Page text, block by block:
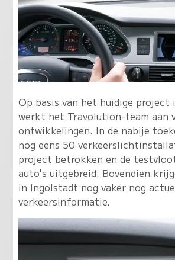
Op basis van het huidige project
werkt het Travolution-team aan
ontwikkelingen. In de nabije
nog eens 50
project betrokken en de
auto's uitgebreid. Bovendien
in Ingolstadt nog vaker nog
verkeersinformatie.